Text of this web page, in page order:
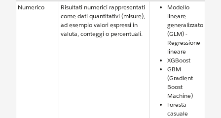
Numerico
Risultati numerici rappresentati
come dati quantitativi (misure),
ad esempio valori espressi in
valuta, conteggi o percentuali.
Modello
lineare
generalizzato
(GLM) -
Regressione
lineare
XGBoost
GBM
(Gradient
Boost
Machine)
Foresta
casuale